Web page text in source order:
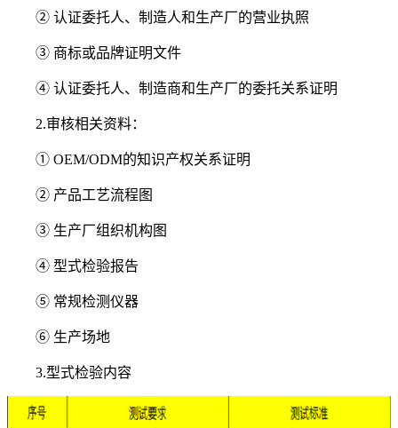
② 认证委托人、制造人和生产厂的营业执照
③ 商标或品牌证明文件
④ 认证委托人、制造商和生产厂的委托关系证明
2.审核相关资料：
① OEM/ODM的知识产权关系证明
② 产品工艺流程图
③ 生产厂组织机构图
④ 型式检验报告
⑤ 常规检测仪器
⑥ 生产场地
3.型式检验内容